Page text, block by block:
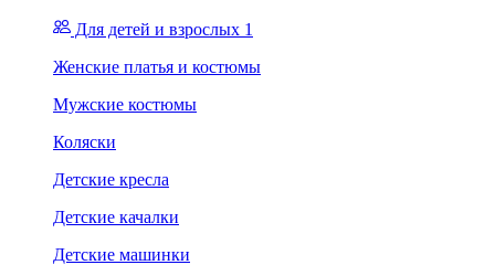
Для детей и взрослых 1
Женские платья и костюмы
Мужские костюмы
Коляски
Детские кресла
Детские качалки
Детские машинки